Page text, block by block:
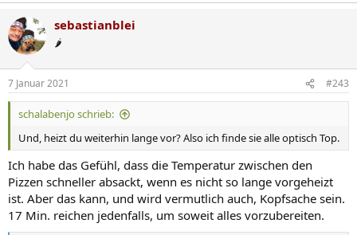
sebastianblei
🌶️
7 Januar 2021 #243
schalabenjo schrieb:
Und, heizt du weiterhin lange vor? Also ich finde sie alle optisch Top.
Ich habe das Gefühl, dass die Temperatur zwischen den
Pizzen schneller absackt, wenn es nicht so lange vorgeheizt
ist. Aber das kann, und wird vermutlich auch, Kopfsache sein.
17 Min. reichen jedenfalls, um soweit alles vorzubereiten.